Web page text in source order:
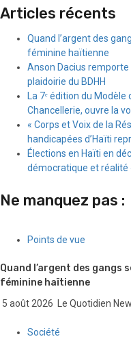
Articles récents
Quand l’argent des
féminine haïtienne
Anson Dacius remporte
plaidoirie du BDHH
La 7ᵉ édition du
Chancellerie, ouvre la
« Corps et Voix de la
handicapées d’Haïti
Élections en Haïti en
démocratique et réalité
Ne manquez pas :
Points de vue
Quand l’argent des gangs
féminine haïtienne
5 août 2026 Le Quotidien
Société